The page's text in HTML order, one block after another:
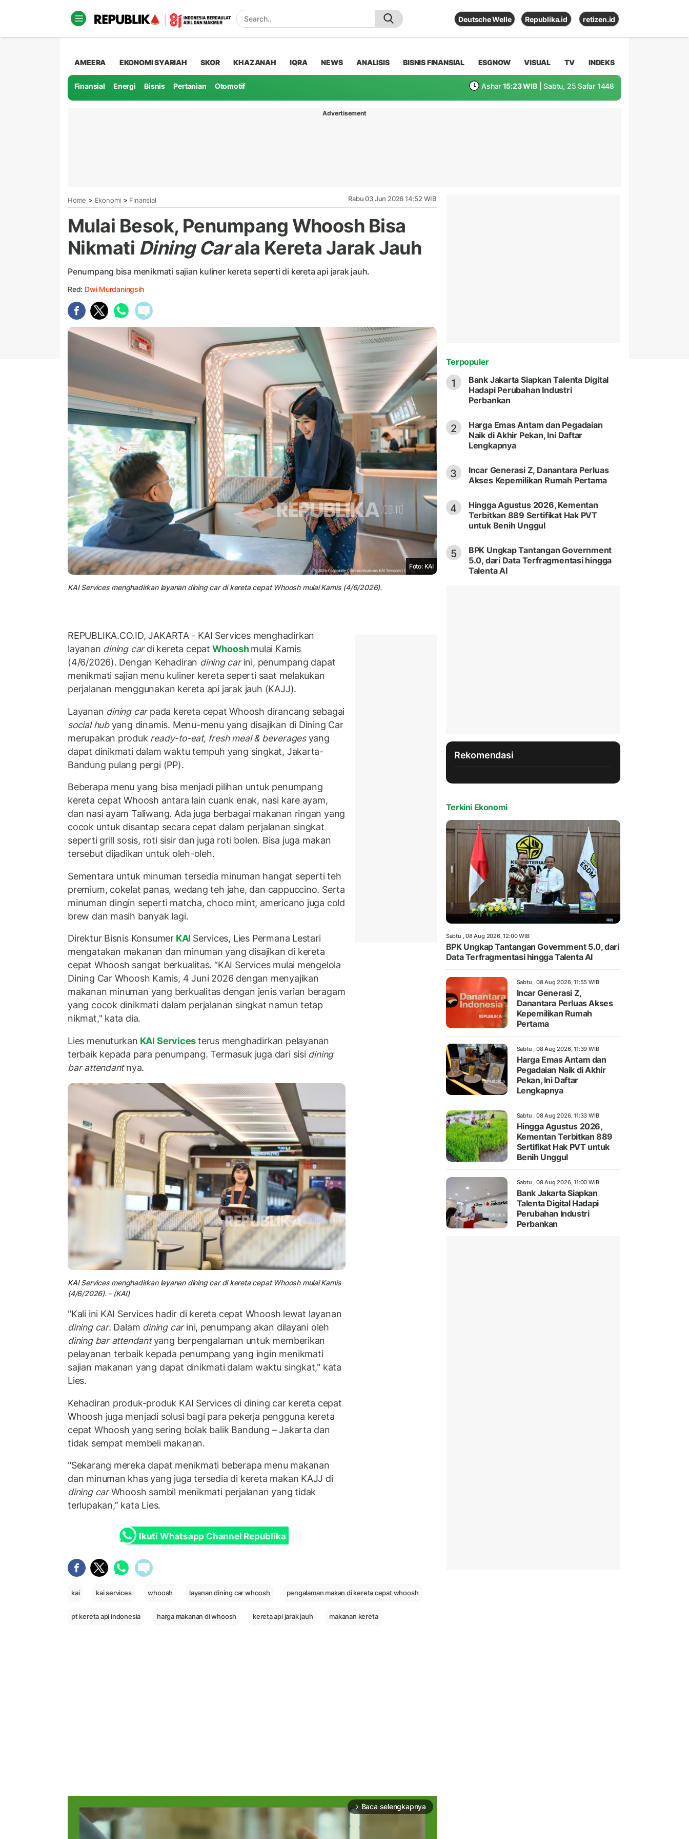
Deutsche Welle Republika.id retizen.id
AMEERA EKONOMI SYARIAH SKOR KHAZANAH IQRA NEWS ANALISIS BISNIS FINANSIAL ESGNOW VISUAL TV INDEKS
Finansial Energi Bisnis Pertanian Otomotif Ashar 15:23 WIB | Sabtu, 25 Safar 1448
Advertisement
Home > Ekonomi > Finansial Rabu 03 Jun 2026 14:52 WIB
Mulai Besok, Penumpang Whoosh Bisa
Nikmati Dining Carala Kereta Jarak Jauh
Penumpang bisa menikmati sajian kuliner kereta seperti di kereta api jarak jauh.
Red: Dwi Murdaningsih
Foto: KAI
KAI Services menghadirkan layanan dining car di kereta cepat Whoosh mulai Kamis (4/6/2026).
REPUBLIKA.CO.ID, JAKARTA - KAI Services menghadirkan
layanan dining cardi kereta cepat Whooshmulai Kamis
(4/6/2026). Dengan Kehadiran dining carini, penumpang dapat
menikmati sajian menu kuliner kereta seperti saat melakukan
perjalanan menggunakan kereta api jarak jauh (KAJJ).
Layanan dining carpada kereta cepat Whoosh dirancang sebagai
social hubyang dinamis. Menu-menu yang disajikan di Dining Car
merupakan produk ready-to-eat, fresh meal & beveragesyang
dapat dinikmati dalam waktu tempuh yang singkat, Jakarta-
Bandung pulang pergi (PP).
Beberapa menu yang bisa menjadi pilihan untuk penumpang
kereta cepat Whoosh antara lain cuank enak, nasi kare ayam,
dan nasi ayam Taliwang. Ada juga berbagai makanan ringan yang
cocok untuk disantap secara cepat dalam perjalanan singkat
seperti grill sosis, roti sisir dan juga roti bolen. Bisa juga makan
tersebut dijadikan untuk oleh-oleh.
Sementara untuk minuman tersedia minuman hangat seperti teh
premium, cokelat panas, wedang teh jahe, dan cappuccino. Serta
minuman dingin seperti matcha, choco mint, americano juga cold
brew dan masih banyak lagi.
Direktur Bisnis KonsumerKAI Services, Lies Permana Lestari
mengatakan makanan dan minuman yang disajikan di kereta
cepat Whoosh sangat berkualitas. “KAI Services mulai mengelola
Dining Car Whoosh Kamis, 4 Juni 2026 dengan menyajikan
makanan minuman yang berkualitas dengan jenis varian beragam
yang cocok dinikmati dalam perjalanan singkat namun tetap
nikmat," kata dia.
Lies menuturkan KAI Servicesterus menghadirkan pelayanan
terbaik kepada para penumpang. Termasuk juga dari sisi dining
bar attendantnya.
KAI Services menghadirkan layanan dining car di kereta cepat Whoosh mulai Kamis
(4/6/2026). - (KAI)
"Kali ini KAI Services hadir di kereta cepat Whoosh lewat layanan
dining car. Dalam dining carini, penumpang akan dilayani oleh
dining bar attendantyang berpengalaman untuk memberikan
pelayanan terbaik kepada penumpang yang ingin menikmati
sajian makanan yang dapat dinikmati dalam waktu singkat," kata
Lies.
Kehadiran produk-produk KAI Services di dining car kereta cepat
Whoosh juga menjadi solusi bagi para pekerja pengguna kereta
cepat Whoosh yang sering bolak balik Bandung – Jakarta dan
tidak sempat membeli makanan.
"Sekarang mereka dapat menikmati beberapa menu makanan
dan minuman khas yang juga tersedia di kereta makan KAJJ di
dining carWhoosh sambil menikmati perjalanan yang tidak
terlupakan,” kata Lies.
Ikuti Whatsapp Channel Republika
kai kai services whoosh layanan dining car whoosh pengalaman makan di kereta cepat whoosh
pt kereta api indonesia harga makanan di whoosh kereta api jarak jauh makanan kereta
arrow_forward_ios Baca selengkapnya
Terpopuler
1
Bank Jakarta Siapkan Talenta Digital
Hadapi Perubahan Industri
Perbankan
2
Harga Emas Antam dan Pegadaian
Naik di Akhir Pekan, Ini Daftar
Lengkapnya
3
Incar Generasi Z, Danantara Perluas
Akses Kepemilikan Rumah Pertama
4
Hingga Agustus 2026, Kementan
Terbitkan 889 Sertifikat Hak PVT
untuk Benih Unggul
5
BPK Ungkap Tantangan Government
5.0, dari Data Terfragmentasi hingga
Talenta AI
Rekomendasi
Terkini Ekonomi
Sabtu , 08 Aug 2026, 12:00 WIB
BPK Ungkap Tantangan Government 5.0, dari
Data Terfragmentasi hingga Talenta AI
Sabtu , 08 Aug 2026, 11:55 WIB
Incar Generasi Z,
Danantara Perluas Akses
Kepemilikan Rumah
Pertama
Sabtu , 08 Aug 2026, 11:39 WIB
Harga Emas Antam dan
Pegadaian Naik di Akhir
Pekan, Ini Daftar
Lengkapnya
Sabtu , 08 Aug 2026, 11:33 WIB
Hingga Agustus 2026,
Kementan Terbitkan 889
Sertifikat Hak PVT untuk
Benih Unggul
Sabtu , 08 Aug 2026, 11:00 WIB
Bank Jakarta Siapkan
Talenta Digital Hadapi
Perubahan Industri
Perbankan